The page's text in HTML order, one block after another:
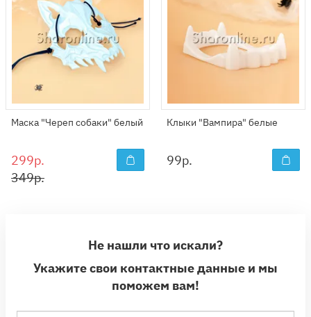
Маска "Череп собаки" белый
299р.
349р.
Клыки "Вампира" белые
99р.
Не нашли что искали?
Укажите свои контактные данные и мы
поможем вам!